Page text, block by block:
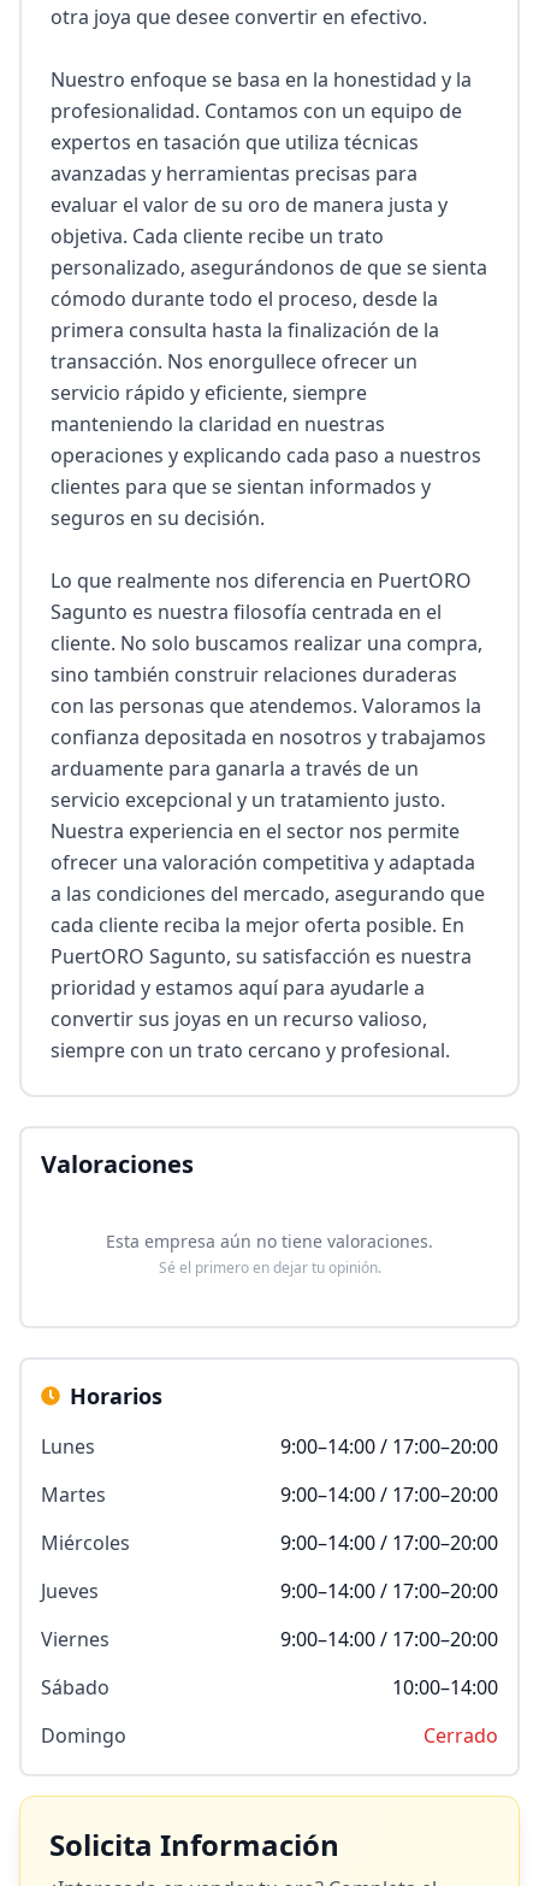
otra joya que desee convertir en efectivo.
Nuestro enfoque se basa en la honestidad y la
profesionalidad. Contamos con un equipo de
expertos en tasación que utiliza técnicas
avanzadas y herramientas precisas para
evaluar el valor de su oro de manera justa y
objetiva. Cada cliente recibe un trato
personalizado, asegurándonos de que se sienta
cómodo durante todo el proceso, desde la
primera consulta hasta la finalización de la
transacción. Nos enorgullece ofrecer un
servicio rápido y eficiente, siempre
manteniendo la claridad en nuestras
operaciones y explicando cada paso a nuestros
clientes para que se sientan informados y
seguros en su decisión.
Lo que realmente nos diferencia en PuertORO
Sagunto es nuestra filosofía centrada en el
cliente. No solo buscamos realizar una compra,
sino también construir relaciones duraderas
con las personas que atendemos. Valoramos la
confianza depositada en nosotros y trabajamos
arduamente para ganarla a través de un
servicio excepcional y un tratamiento justo.
Nuestra experiencia en el sector nos permite
ofrecer una valoración competitiva y adaptada
a las condiciones del mercado, asegurando que
cada cliente reciba la mejor oferta posible. En
PuertORO Sagunto, su satisfacción es nuestra
prioridad y estamos aquí para ayudarle a
convertir sus joyas en un recurso valioso,
siempre con un trato cercano y profesional.
Valoraciones
Esta empresa aún no tiene valoraciones.
Sé el primero en dejar tu opinión.
Horarios
Lunes
9:00–14:00 / 17:00–20:00
Martes
9:00–14:00 / 17:00–20:00
Miércoles
9:00–14:00 / 17:00–20:00
Jueves
9:00–14:00 / 17:00–20:00
Viernes
9:00–14:00 / 17:00–20:00
Sábado
10:00–14:00
Domingo
Cerrado
Solicita Información